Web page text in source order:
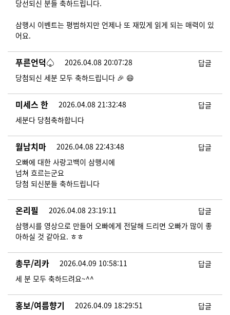
당선되신 분들 축하드립니다.
삼행시 이벤트는 평범하지만 언제나 또 재밌게 읽게 되는 매력이 있
어요.
푸른언덕♤ 2026.04.08 20:07:28
답글
당첨되신 세분 모두 축하드립니다 🎉 😄
미세스 한 2026.04.08 21:32:48
답글
세분다 당첨축하합니다
월남치마 2026.04.08 22:43:48
답글
오빠에 대한 사랑고백이 삼행시에
넘쳐 흐르는군요
당첨 되신분들 축하드립니다
온리필 2026.04.08 23:19:11
답글
삼행시를 영상으로 만들어 오빠에게 전달해 드리면 오빠가 많이 좋
아하실 것 같아요. ㅎㅎ
총무/리카 2026.04.09 10:58:11
답글
세 분 모두 축하드려요~^^
홍보/여름향기 2026.04.09 18:29:51
답글